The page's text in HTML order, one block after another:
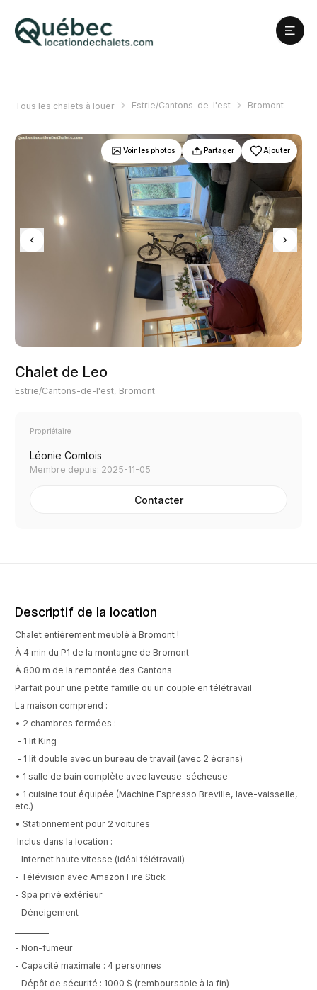
Tous les chalets à louer Estrie/Cantons-de-l'est Bromont
Chalet de Leo
Estrie/Cantons-de-l'est, Bromont
Propriétaire
Léonie Comtois
Membre depuis: 2025-11-05
Contacter
Voir les photos Partager Ajouter
Descriptif de la location
Chalet entièrement meublé à Bromont !
À 4 min du P1 de la montagne de Bromont
À 800 m de la remontée des Cantons
Parfait pour une petite famille ou un couple en télétravail
La maison comprend :
• 2 chambres fermées :
- 1 lit King
- 1 lit double avec un bureau de travail (avec 2 écrans)
• 1 salle de bain complète avec laveuse-sécheuse
• 1 cuisine tout équipée (Machine Espresso Breville, lave-vaisselle,
etc.)
• Stationnement pour 2 voitures
Inclus dans la location :
- Internet haute vitesse (idéal télétravail)
- Télévision avec Amazon Fire Stick
- Spa privé extérieur
- Déneigement
- Non-fumeur
- Capacité maximale : 4 personnes
- Dépôt de sécurité : 1000 $ (remboursable à la fin)